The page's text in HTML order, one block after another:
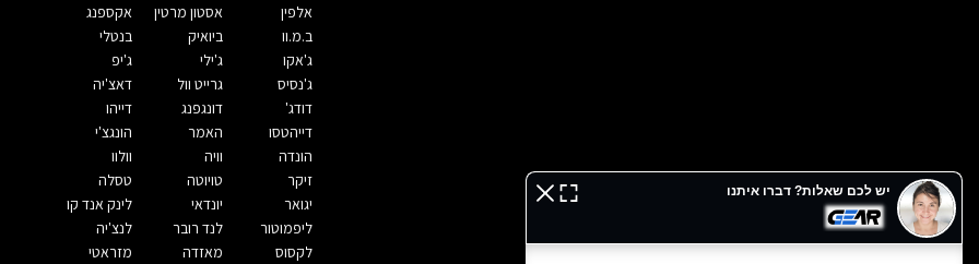
אלפין
אסטון מרטין
אקספנג
ב.מ.וו
ביואיק
בנטלי
ג'אקו
ג'ילי
ג'יפ
ג'נסיס
גרייט וול
דאצ'יה
דודג'
דונגפנג
דייהו
דייהטסו
האמר
הונגצ'י
הונדה
וויה
וולוו
זיקר
טויוטה
טסלה
יגואר
יונדאי
לינק אנד קו
ליפמוטור
לנד רובר
לנצ'יה
לקסוס
מאזדה
מזראטי